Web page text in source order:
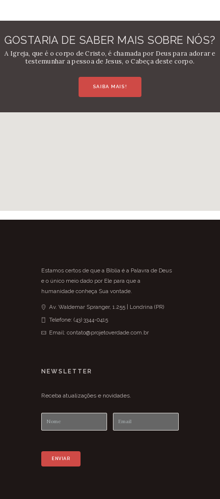
GOSTARIA DE SABER MAIS SOBRE NÓS?
A Igreja, que é o corpo de Cristo, é chamada por Deus para adorar e
testemunhar a pessoa de Jesus, o Cabeça deste corpo.
SAIBA MAIS!
Estamos certos de que a Bíblia é a Palavra de Deus
e o único meio dado por Ele para que a
humanidade conheça Sua vontade.
Av. Waldemar Spranger, 1.255 | Londrina (PR)
Telefone: (43) 3344-0415
Email: contato@projetoverdade.com.br
NEWSLETTER
Receba atualizações e novidades.